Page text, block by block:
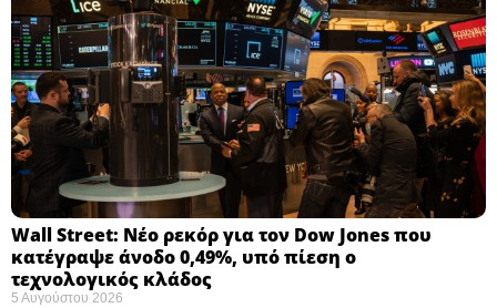
Wall Street: Νέο ρεκόρ για τον Dow Jones που
κατέγραψε άνοδο 0,49%, υπό πίεση ο
τεχνολογικός κλάδος
5 Αυγούστου 2026